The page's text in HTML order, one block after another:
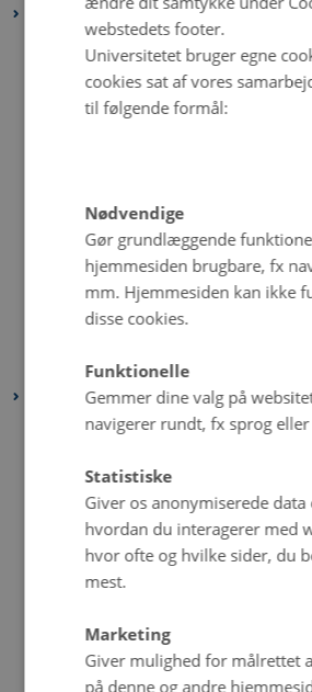
december 2025
(1 post)
november 2025(2 poster)
oktober 2025(6 poster)
juni 2025
(2 poster)
maj 2025(1 post)
april 2025(2 poster)
marts 2025 (2 poster)
januar 2025(2 poster)
december 2024(2 poster)
oktober 2024
september 2024(4 poster)
august 2024(2 poster)
juli 2024(2 poster)
maj 2024
(1 post)
april 2024(3 poster)
webstedets footer.
Universitetet bruger egne
cookies sat af vores
til følgende formål:
Nødvendige
Gør grundlæggende
hjemmesiden brugbare, fx
mm. Hjemmesiden kan ikke
disse cookies.
Funktionelle
Gemmer dine valg på
navigerer rundt, fx sprog
Statistiske
Giver os anonymiserede data
hvordan du interagerer med
hvor ofte og hvilke sider, du
mest.
Marketing
Giver mulighed for målrettet
på denne og andre